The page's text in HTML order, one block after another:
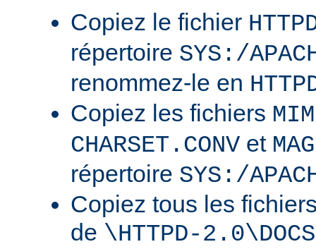
Copiez le fichier
répertoire SYS:/
renommez-le en
Copiez les fichiers
CHARSET.CONV et
répertoire SYS:/
Copiez tous les
de \HTTPD-